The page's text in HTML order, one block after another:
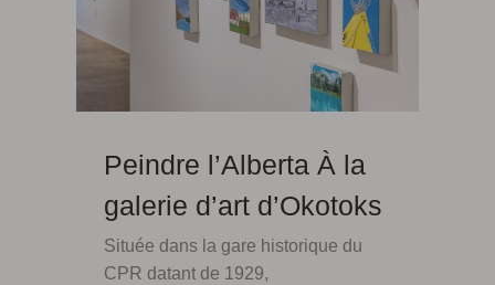
Peindre l’Alberta À la
galerie d’art d’Okotoks
Située dans la gare historique du
CPR datant de 1929,